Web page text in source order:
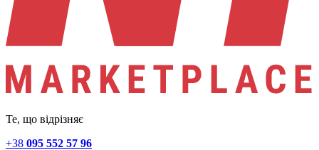
Те, що відрізняє
+38 095 552 57 96